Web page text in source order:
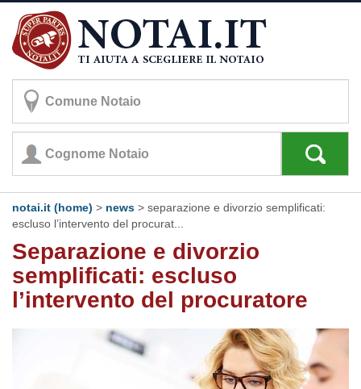
notai.it (home) > news > separazione e divorzio semplificati:
escluso l’intervento del procurat...
Separazione e divorzio
semplificati: escluso
l’intervento del procuratore